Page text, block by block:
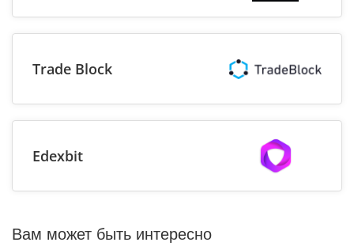
Trade Block
Edexbit
Вам может быть интересно